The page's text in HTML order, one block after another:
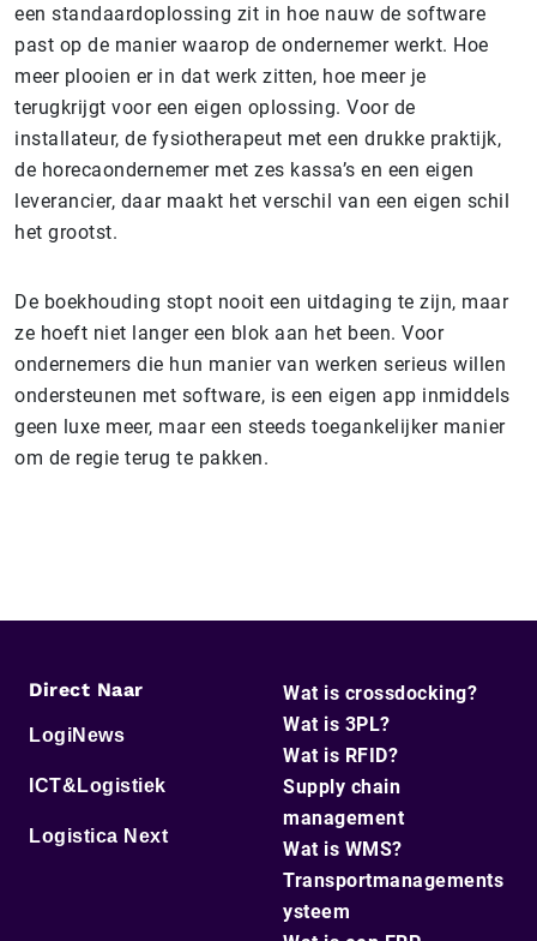
een standaardoplossing zit in hoe nauw de software
past op de manier waarop de ondernemer werkt. Hoe
meer plooien er in dat werk zitten, hoe meer je
terugkrijgt voor een eigen oplossing. Voor de
installateur, de fysiotherapeut met een drukke praktijk,
de horecaondernemer met zes kassa’s en een eigen
leverancier, daar maakt het verschil van een eigen schil
het grootst.
De boekhouding stopt nooit een uitdaging te zijn, maar
ze hoeft niet langer een blok aan het been. Voor
ondernemers die hun manier van werken serieus willen
ondersteunen met software, is een eigen app inmiddels
geen luxe meer, maar een steeds toegankelijker manier
om de regie terug te pakken.
Direct Naar
LogiNews
ICT&Logistiek
Logistica Next
Wat is crossdocking?
Wat is 3PL?
Wat is RFID?
Supply chain
management
Wat is WMS?
Transportmanagements
ysteem